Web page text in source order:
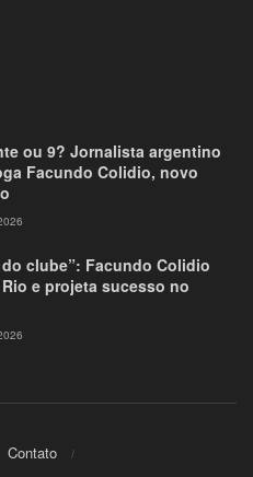
ou 9? Jornalista argentino
Facundo Colidio, novo
clube”: Facundo Colidio
e projeta sucesso no
Contato